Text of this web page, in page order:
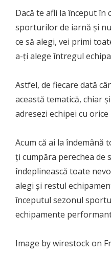
Dacă te afli la început în
sporturilor de iarnă și
ce să alegi, vei primi
a-ți alege întregul
Astfel, de fiecare dată
această tematică, chiar
adresezi echipei cu
Acum că ai la îndemână
ți cumpăra perechea de
îndeplinească toate
alegi și restul
începutul sezonul
echipamente
Image by wirestock on